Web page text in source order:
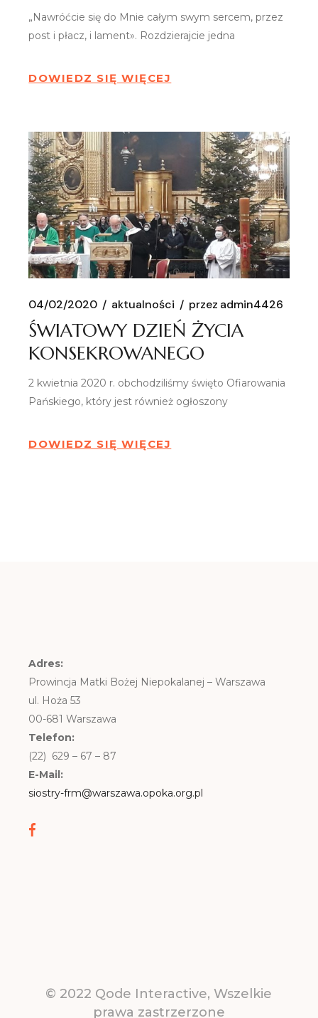
„Nawróćcie się do Mnie całym swym sercem, przez
post i płacz, i lament». Rozdzierajcie jedna
DOWIEDZ SIĘ WIĘCEJ
04/02/2020 aktualności przez admin4426
ŚWIATOWY DZIEŃ ŻYCIA
KONSEKROWANEGO
2 kwietnia 2020 r. obchodziliśmy święto Ofiarowania
Pańskiego, który jest również ogłoszony
DOWIEDZ SIĘ WIĘCEJ
Adres:
Prowincja Matki Bożej Niepokalanej – Warszawa
ul. Hoża 53
00-681 Warszawa
Telefon:
(22) 629 – 67 – 87
E-Mail:
siostry-frm@warszawa.opoka.org.pl
© 2022 Qode Interactive, Wszelkie
prawa zastrzerzone